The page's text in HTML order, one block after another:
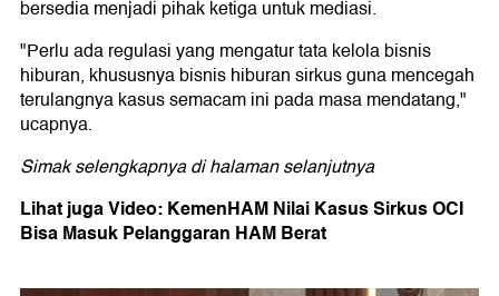
bersedia menjadi pihak ketiga untuk mediasi.
"Perlu ada regulasi yang mengatur tata kelola bisnis
hiburan, khususnya bisnis hiburan sirkus guna mencegah
terulangnya kasus semacam ini pada masa mendatang,"
ucapnya.
Simak selengkapnya di halaman selanjutnya
Lihat juga Video: KemenHAM Nilai Kasus Sirkus OCI
Bisa Masuk Pelanggaran HAM Berat